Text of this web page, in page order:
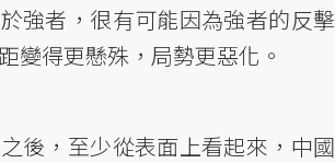
強者，很有可能因為強者的反擊
變得更懸殊，局勢更惡化。
後，至少從表面上看起來，中國